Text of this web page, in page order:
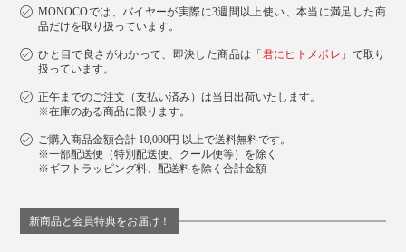
MONOCOでは、バイヤーが実際に3週間以上使い、本当に満足した商
品だけを取り扱っています。
ひと目で良さがわかって、即決した商品は「君にヒトメボレ 」で取り
扱っています。
正午までのご注文（支払い済み）は当日出荷いたします。
※在庫のある商品に限ります。
ご購入商品金額合計 10,000円 以上で送料無料です。
※一部配送便（特別配送便、クール便等）を除く
※ギフトラッピング料、配送料を除く合計金額
新商品と会員特典をお届け！